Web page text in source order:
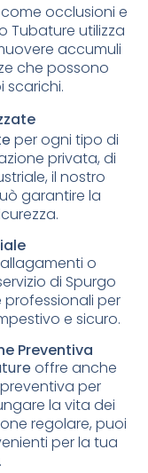
occlusioni e
Tubature utilizza
accumuli
che possono
scarichi.
per ogni tipo di
privata, di
il nostro
garantire la
o
di Spurgo
per
e sicuro.
Preventiva
offre anche
per
la vita dei
regolare, puoi
per la tua